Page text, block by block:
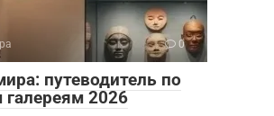
0
путеводитель по
2026